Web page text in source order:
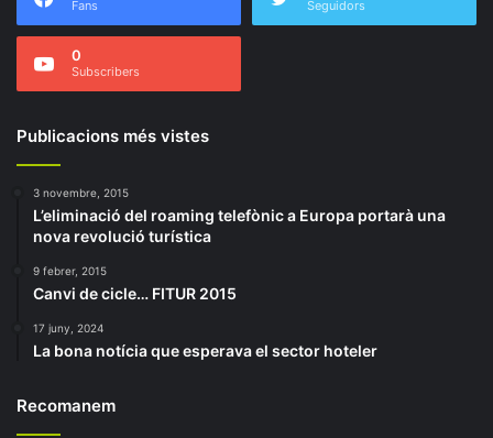
Fans Seguidors
0
Subscribers
Publicacions més vistes
3 novembre, 2015
L’eliminació del roaming telefònic a Europa portarà una
nova revolució turística
9 febrer, 2015
Canvi de cicle… FITUR 2015
17 juny, 2024
La bona notícia que esperava el sector hoteler
Recomanem